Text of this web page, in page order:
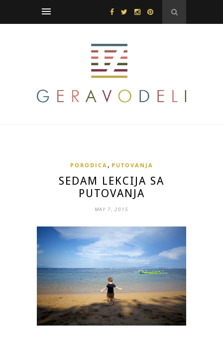
PORODICA , PUTOVANJA
SEDAM LEKCIJA SA
PUTOVANJA
MAY 7, 2015